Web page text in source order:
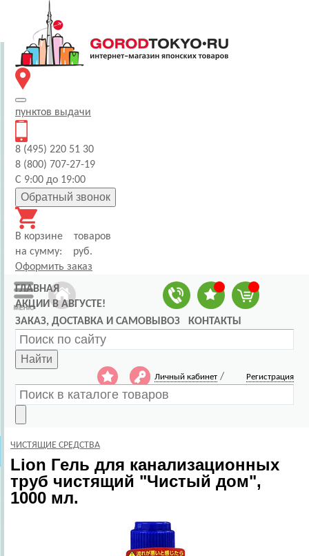
пунктов выдачи
8 (495) 220 51 30
8 (800) 707-27-19
С 9:00 до 19:00
Обратный звонок
В корзине
товаров
на сумму:
руб.
Оформить заказ
ГЛАВНАЯ
АКЦИИ В АВГУСТЕ!
ЗАКАЗ, ДОСТАВКА И САМОВЫВОЗ
КОНТАКТЫ
Найти
Личный кабинет / Регистрация
ЧИСТЯЩИЕ СРЕДСТВА
Lion Гель для канализационных
труб чистящий "Чистый дом",
1000 мл.